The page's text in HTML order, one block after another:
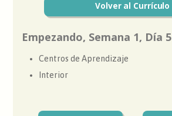
Volver al Currículo
Empezando, Semana 1, Día 5
Centros de Aprendizaje
Interior